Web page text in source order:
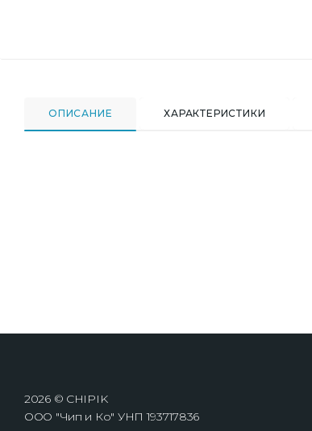
ОПИСАНИЕ ХАРАКТЕРИСТИКИ
2026 © CHIPIK
ООО "Чип и Ко" УНП 193717836